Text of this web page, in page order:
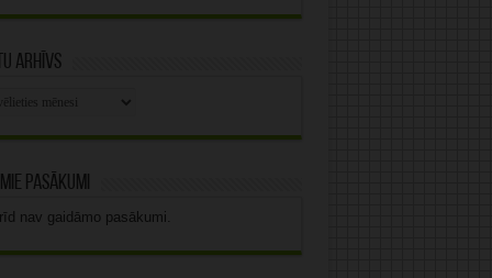
arhīvs
pasākumi
nav gaidāmo pasākumi.